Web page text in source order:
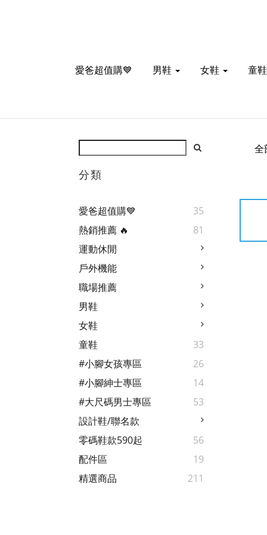
愛爸超值購💙 男鞋 女鞋 童鞋
分類
愛爸超值購💙
35
熱銷推薦 🔥
81
運動休閒
戶外機能
職場推薦
男鞋
女鞋
童鞋
33
#小腳女孩專區
26
#小腳紳士專區
14
#大尺碼男士專區
53
設計鞋/聯名款
零碼鞋款590起
56
配件區
19
精選商品
211
全